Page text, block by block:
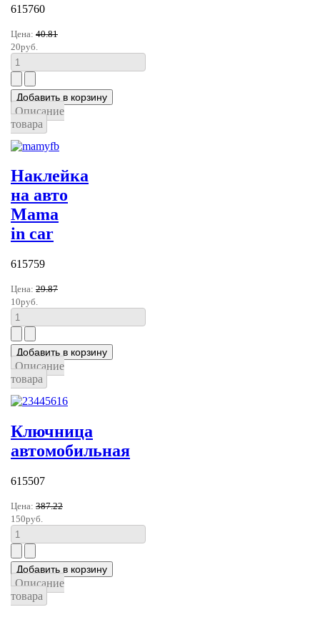
615760
Цена: 40.81
20руб.
Описание
товара
Наклейка
на авто
Mama
in car
615759
Цена: 29.87
10руб.
Описание
товара
Ключница
автомобильная
615507
Цена: 387.22
150руб.
Описание
товара